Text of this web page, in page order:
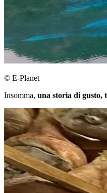
© E-Planet
Insomma, una storia di gusto,